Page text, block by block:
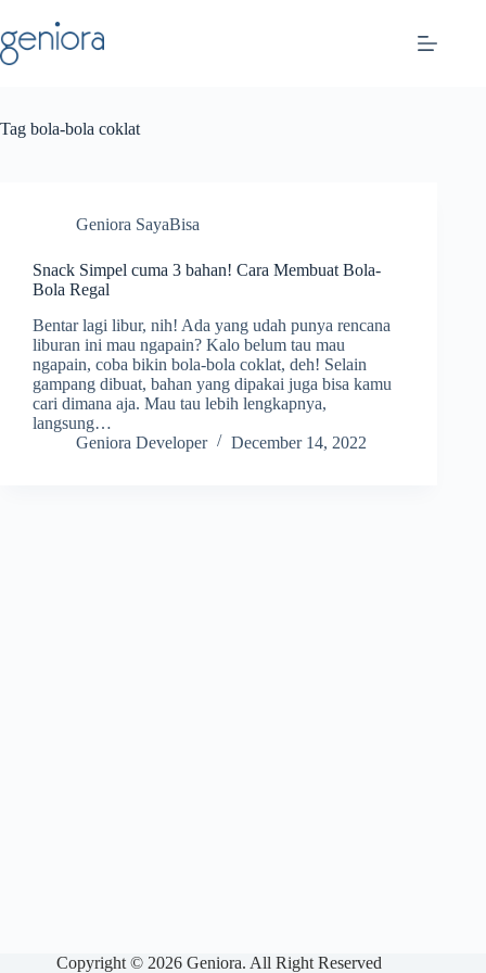
to
content
Tag bola-bola coklat
Geniora SayaBisa
Snack Simpel cuma 3 bahan! Cara Membuat Bola-
Bola Regal
Bentar lagi libur, nih! Ada yang udah punya rencana
liburan ini mau ngapain? Kalo belum tau mau
ngapain, coba bikin bola-bola coklat, deh! Selain
gampang dibuat, bahan yang dipakai juga bisa kamu
cari dimana aja. Mau tau lebih lengkapnya,
langsung…
Geniora Developer
December 14, 2022
Copyright © 2026 Geniora. All Right Reserved